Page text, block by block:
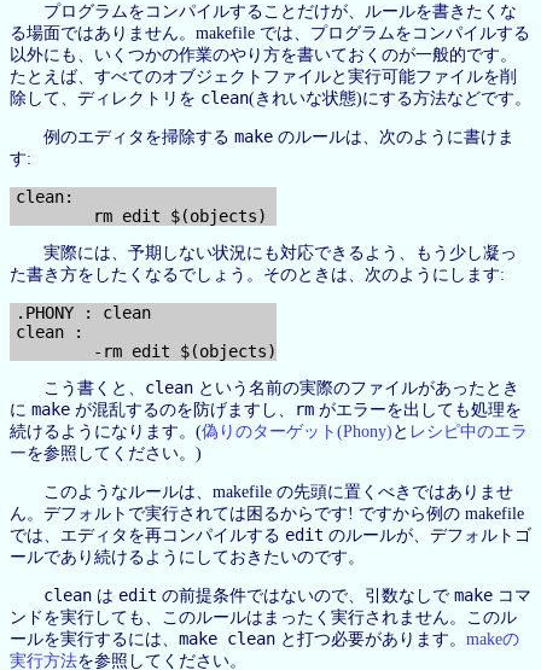
プログラムをコンパイルすることだけが、ルールを書きたくな
る場面ではありません。makefile では、プログラムをコンパイルする
以外にも、いくつかの作業のやり方を書いておくのが一般的です。
たとえば、すべてのオブジェクトファイルと実行可能ファイルを削
除して、ディレクトリを clean(きれいな状態)にする方法などです。
例のエディタを掃除する make のルールは、次のように書けま
す:
clean:
実際には、予期しない状況にも対応できるよう、もう少し凝っ
た書き方をしたくなるでしょう。そのときは、次のようにします:
.PHONY : clean
clean :
こう書くと、 clean という名前の実際のファイルがあったとき
に make が混乱するのを防げますし、 rm がエラーを出しても処理を
続けるようになります。(偽りのターゲット(Phony) と レシピ中のエラ
ーを参照してください。)
このようなルールは、makefile の先頭に置くべきではありませ
ん。デフォルトで実行されては困るからです! ですから例の makefile
では、エディタを再コンパイルする edit のルールが、デフォルトゴ
ールであり続けるようにしておきたいのです。
clean は edit の前提条件ではないので、引数なしで make コマ
ンドを実行しても、このルールはまったく実行されません。このル
ールを実行するには、 make clean と打つ必要があります。 makeの
実行方法を参照してください。